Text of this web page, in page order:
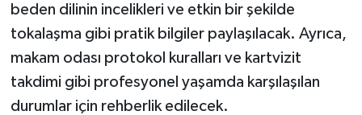
beden dilinin incelikleri ve etkin bir şekilde
tokalaşma gibi pratik bilgiler paylaşılacak. Ayrıca,
makam odası protokol kuralları ve kartvizit
takdimi gibi profesyonel yaşamda karşılaşılan
durumlar için rehberlik edilecek.